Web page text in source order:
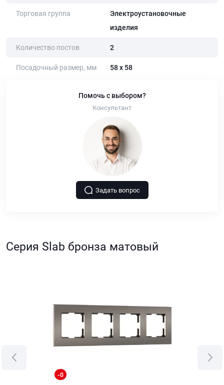
Торговая группа
Электроустановочные
изделия
Количество постов 2
Посадочный размер, мм 58 х 58
Помочь с выбором?
Консультант
Задать вопрос
Серия Slab бронза матовый
-0